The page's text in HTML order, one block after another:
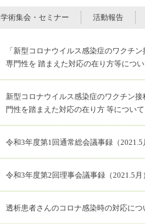
学術集会・セミナー 活動報告
「新型コロナウイルス感染症のワクチ
専門性を 踏まえた対応の在り方等につ
新型コロナウイルス感染症のワクチン
門性を踏まえた対応の在り方 等について
令和3年度第1回通常総会議事録（2021.5
令和3年度第2回理事会議事録（2021.5月
透析患者さんのコロナ感染時の対応につ